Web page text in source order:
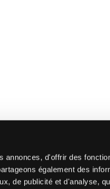
annonces, d'offrir des
également des
de publicité et d'analyse,